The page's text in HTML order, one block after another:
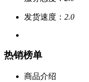
发货速度： 2.0
热销榜单
商品介绍